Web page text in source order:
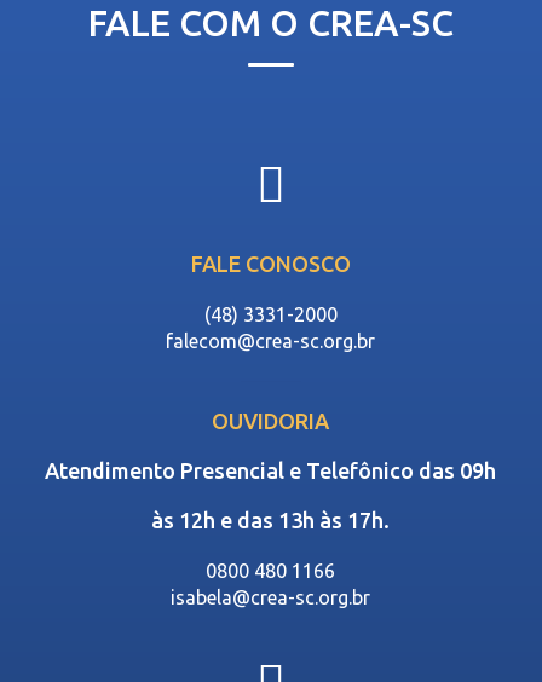
FALE COM O CREA-SC
FALE CONOSCO
(48) 3331-2000
falecom@crea-sc.org.br
OUVIDORIA
Atendimento Presencial e Telefônico das 09h
às 12h e das 13h às 17h.
0800 480 1166
isabela@crea-sc.org.br